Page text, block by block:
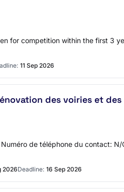
for competition within the first 3
11 Sep 2026
des voiries et
de téléphone du contact:
2026Deadline: 16 Sep 2026